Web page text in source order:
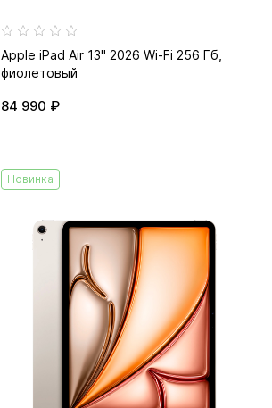
Apple iPad Air 13" 2026 Wi-Fi 256 Гб,
фиолетовый
84 990 ₽
Новинка